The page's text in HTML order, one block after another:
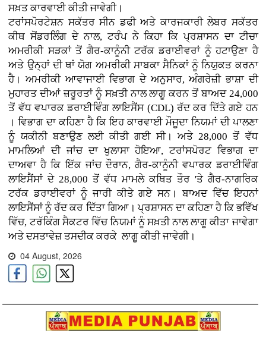
ਸਖ਼ਤ ਕਾਰਵਾਈ ਕੀਤੀ ਜਾਵੇਗੀ।
ਟਰਾਂਸਪੋਰਟੇਸ਼ਨ ਸਕੱਤਰ ਸੀਨ ਡਫੀ ਅਤੇ ਕਾਰਜਕਾਰੀ ਲੇਬਰ ਸਕੱਤਰ
ਕੀਥ ਸੋਂਡਰਲਿੰਗ ਦੇ ਨਾਲ, ਟਰੰਪ ਨੇ ਕਿਹਾ ਕਿ ਪ੍ਰਸ਼ਾਸਨ ਦਾ ਟੀਚਾ
ਅਮਰੀਕੀ ਸੜਕਾਂ ਤੋਂ ਗੈਰ-ਕਾਨੂੰਨੀ ਟਰੱਕ ਡਰਾਈਵਰਾਂ ਨੂੰ ਹਟਾਉਣਾ ਹੈ
ਅਤੇ ਉਨ੍ਹਾਂ ਦੀ ਥਾਂ ਯੋਗ ਅਮਰੀਕੀ ਸਾਬਕਾ ਸੈਨਿਕਾਂ ਨੂੰ ਨਿਯੁਕਤ ਕਰਨਾ
ਹੈ। ਅਮਰੀਕੀ ਆਵਾਜਾਈ ਵਿਭਾਗ ਦੇ ਅਨੁਸਾਰ, ਅੰਗਰੇਜ਼ੀ ਭਾਸ਼ਾ ਦੀ
ਮੁਹਾਰਤ ਦੀਆਂ ਜ਼ਰੂਰਤਾਂ ਨੂੰ ਸਖ਼ਤੀ ਨਾਲ ਲਾਗੂ ਕਰਨ ਤੋਂ ਬਾਅਦ 24,000
ਤੋਂ ਵੱਧ ਵਪਾਰਕ ਡਰਾਈਵਿੰਗ ਲਾਇਸੈਂਸ (CDL) ਰੱਦ ਕਰ ਦਿੱਤੇ ਗਏ ਹਨ
। ਵਿਭਾਗ ਦਾ ਕਹਿਣਾ ਹੈ ਕਿ ਇਹ ਕਾਰਵਾਈ ਮੌਜੂਦਾ ਨਿਯਮਾਂ ਦੀ ਪਾਲਣਾ
ਨੂੰ ਯਕੀਨੀ ਬਣਾਉਣ ਲਈ ਕੀਤੀ ਗਈ ਸੀ। ਅਤੇ 28,000 ਤੋਂ ਵੱਧ
ਮਾਮਲਿਆਂ ਦੀ ਜਾਂਚ ਦਾ ਖੁਲਾਸਾ ਹੋਇਆ, ਟਰਾਂਸਪੋਰਟ ਵਿਭਾਗ ਦਾ
ਦਾਅਵਾ ਹੈ ਕਿ ਇੱਕ ਜਾਂਚ ਦੌਰਾਨ, ਗੈਰ-ਕਾਨੂੰਨੀ ਵਪਾਰਕ ਡਰਾਈਵਿੰਗ
ਲਾਇਸੈਂਸਾਂ ਦੇ 28,000 ਤੋਂ ਵੱਧ ਮਾਮਲੇ ਕਥਿਤ ਤੌਰ 'ਤੇ ਗੈਰ-ਨਾਗਰਿਕ
ਟਰੱਕ ਡਰਾਈਵਰਾਂ ਨੂੰ ਜਾਰੀ ਕੀਤੇ ਗਏ ਸਨ। ਬਾਅਦ ਵਿੱਚ ਇਹਨਾਂ
ਲਾਇਸੈਂਸਾਂ ਨੂੰ ਰੱਦ ਕਰ ਦਿੱਤਾ ਗਿਆ। ਪ੍ਰਸ਼ਾਸਨ ਦਾ ਕਹਿਣਾ ਹੈ ਕਿ ਭਵਿੱਖ
ਵਿੱਚ, ਟਰੱਕਿੰਗ ਸੈਕਟਰ ਵਿੱਚ ਨਿਯਮਾਂ ਨੂੰ ਸਖ਼ਤੀ ਨਾਲ ਲਾਗੂ ਕੀਤਾ ਜਾਵੇਗਾ
ਅਤੇ ਦਸਤਾਵੇਜ਼ ਤਸਦੀਕ ਕਰਕੇ ਲਾਗੂ ਕੀਤੀ ਜਾਵੇਗੀ।
04 August, 2026